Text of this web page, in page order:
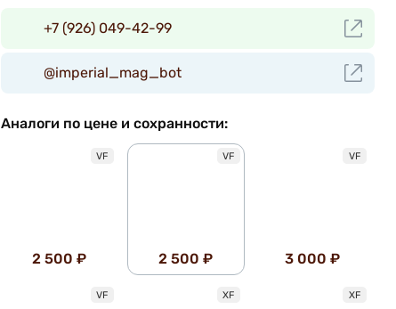
+7 (926) 049-42-99
@imperial_mag_bot
Аналоги по цене и сохранности:
VF
2 500 ₽
VF
2 500 ₽
VF
3 000 ₽
VF XF XF